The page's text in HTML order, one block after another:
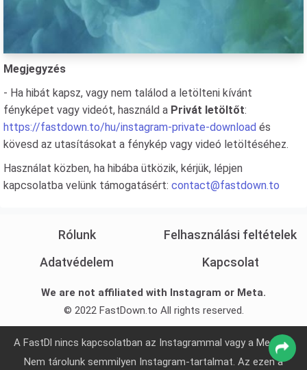
Megjegyzés
- Ha hibát kapsz, vagy nem találod a letölteni kívánt
fényképet vagy videót, használd a Privát letöltőt:
https://fastdown.to/hu/instagram-private-download és
kövesd az utasításokat a fénykép vagy videó letöltéséhez.
Használat közben, ha hibába ütközik, kérjük, lépjen
kapcsolatba velünk támogatásért: contact@fastdown.to
Rólunk
Felhasználási feltételek
Adatvédelem
Kapcsolat
We are not affiliated with Instagram or Meta.
© 2022 FastDown.to All rights reserved.
A FastDl nincs kapcsolatban az Instagrammal vagy a Metával.
Nem tárolunk semmilyen Instagram-tartalmat. Az ezen a